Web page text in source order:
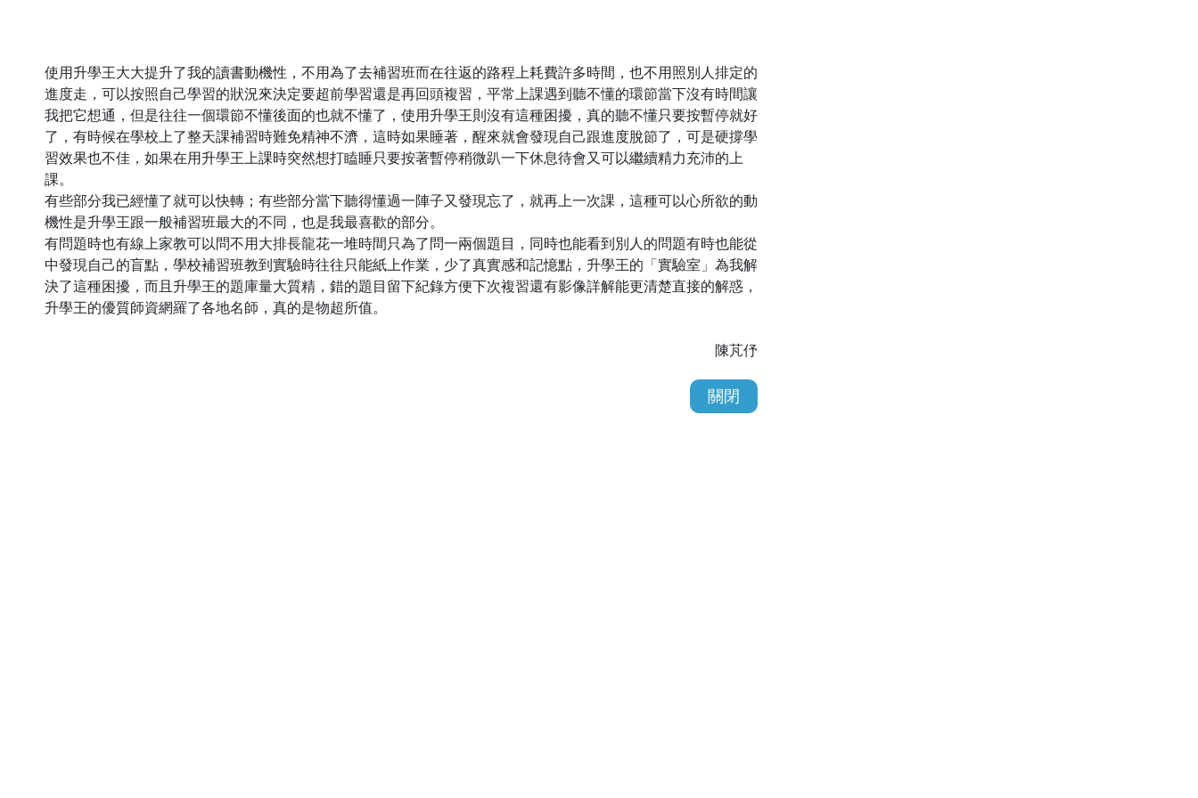
使用升學王大大提升了我的讀書動機性，不用為了去補習班而在往返的路程上耗費許多時間，也不用照別人排定的
進度走，可以按照自己學習的狀況來決定要超前學習還是再回頭複習，平常上課遇到聽不懂的環節當下沒有時間讓
我把它想通，但是往往一個環節不懂後面的也就不懂了，使用升學王則沒有這種困擾，真的聽不懂只要按暫停就好
了，有時候在學校上了整天課補習時難免精神不濟，這時如果睡著，醒來就會發現自己跟進度脫節了，可是硬撐學
習效果也不佳，如果在用升學王上課時突然想打瞌睡只要按著暫停稍微趴一下休息待會又可以繼續精力充沛的上
課。
有些部分我已經懂了就可以快轉；有些部分當下聽得懂過一陣子又發現忘了，就再上一次課，這種可以心所欲的動
機性是升學王跟一般補習班最大的不同，也是我最喜歡的部分。
有問題時也有線上家教可以問不用大排長龍花一堆時間只為了問一兩個題目，同時也能看到別人的問題有時也能從
中發現自己的盲點，學校補習班教到實驗時往往只能紙上作業，少了真實感和記憶點，升學王的「實驗室」為我解
決了這種困擾，而且升學王的題庫量大質精，錯的題目留下紀錄方便下次複習還有影像詳解能更清楚直接的解惑，
升學王的優質師資網羅了各地名師，真的是物超所值。
陳芃伃
關閉